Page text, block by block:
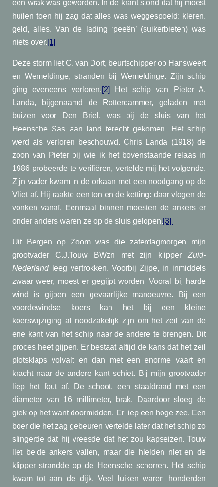
een wrak was geworden. In de krant stond dat hij moest
huilen toen hij zag dat alles was weggespoeld: kleren,
geld, alles. Van de lading ‘peeën’ (suikerbieten) was
niets over.[1]
Deze storm liet C. van Dort, beurtschipper op Hansweert
en Wemeldinge, stranden bij Wemeldinge. Zijn schip
ging eveneens verloren.[2]
Het schip van Pieter A.
Landa, bijgenaamd de Rotterdammer, geladen met
buizen voor Den Briel, was bij de sluis van het
Heensche Sas aan land terecht gekomen. Het schip
werd als verloren beschouwd. Chris Landa (1918) de
zoon van Pieter bij wie ik het bovenstaande relaas in
1986 probeerde te verifiëren, vertelde mij het volgende.
Zijn vader kwam in de orkaan met een noodgang op de
Vliet af. Hij raakte een ton en de ketting: daar vlogen de
vonken vanaf. Eenmaal binnen moesten de ankers er
onder anders waren ze op de sluis gelopen.[3]
Uit Bergen op Zoom was die zaterdagmorgen mijn
grootvader C.J.Touw BWzn met zijn klipper Zuid-
Nederlandleeg vertrokken. Voorbij Zijpe, in inmiddels
zwaar weer, moest er gegijpt worden. Vooral bij harde
wind is gijpen een gevaarlijke manoeuvre. Bij een
voordewindse koers kan het bij een kleine
koerswijziging al noodzakelijk zijn om het zeil van de
ene kant van het schip naar de andere te brengen. Dit
proces heet gijpen. Er bestaat altijd de kans dat het zeil
plotsklaps volvalt en dan met een enorme vaart en
kracht naar de andere kant schiet. Bij mijn grootvader
liep het fout af. De schoot, een staaldraad met een
diameter van 16 millimeter, brak. Daardoor sloeg de
giek op het want doormidden. Er liep een hoge zee. Een
boer die het zag gebeuren vertelde later dat het schip zo
slingerde dat hij vreesde dat het zou kapseizen. Touw
liet beide ankers vallen, maar die hielden niet en de
klipper strandde op de Heensche schorren. Het schip
kwam tot aan de dijk. Veel luiken waren honderden